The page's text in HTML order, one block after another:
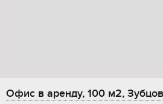
Офис в аренду, 100 м2,